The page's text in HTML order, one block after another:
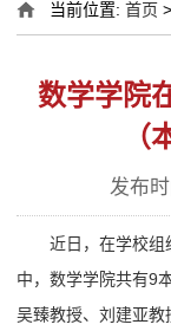
当前位置:首页
数学学院
发布
近日，在学校组
中，数学学院共有9
吴臻教授、刘建亚教